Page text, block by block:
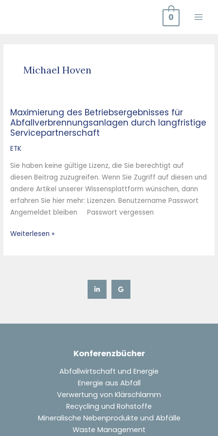
0
Michael Hoven
Maximierung des Betriebsergebnisses für
Abfallverbrennungsanlagen durch langfristige
Servicepartnerschaft
ETK
Sie haben keine gültige Lizenz, die Sie berechtigt auf
diesen Beitrag zuzugreifen. Wenn Sie Zugriff auf diesen und
andere Artikel unserer Wissensplattform wünschen, dann
erfahren Sie hier mehr: Lizenzen. Benutzername Passwort
Angemeldet bleiben Passwort vergessen
Maximierung
des
Betriebsergebnisses
für
langfristige
Servicepartnerschaft
Weiterlesen »
Konferenzbücher
Abfallwirtschaft und Energie
Energie aus Abfall
Verwertung von Klärschlamm
Recycling und Rohstoffe
Mineralische Nebenprodukte und Abfälle
Waste Management